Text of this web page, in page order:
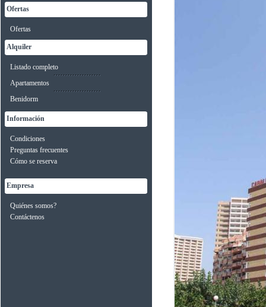
Ofertas
Ofertas
Alquiler
Listado completo
Apartamentos
Benidorm
Información
Condiciones
Preguntas frecuentes
Cómo se reserva
Empresa
Quiénes somos?
Contáctenos